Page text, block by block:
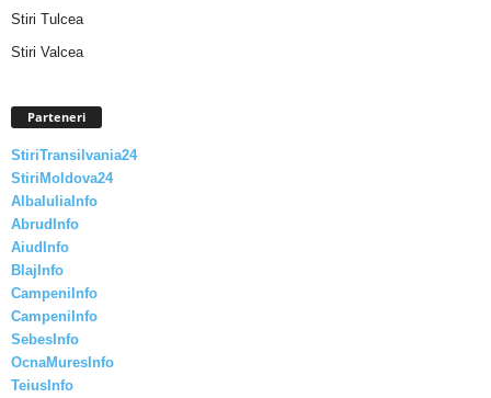
Stiri Tulcea
Stiri Valcea
Parteneri
StiriTransilvania24
StiriMoldova24
AlbaIuliaInfo
AbrudInfo
AiudInfo
BlajInfo
CampeniInfo
CampeniInfo
SebesInfo
OcnaMuresInfo
TeiusInfo